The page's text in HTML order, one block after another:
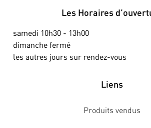
Les Horaires
samedi 10h30 - 13h00
dimanche fermé
les autres jours sur rendez-vous
Liens
Produits vendus